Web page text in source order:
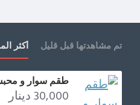
تم مشاهدتها قبل قليل أكثر
30,000 دينار